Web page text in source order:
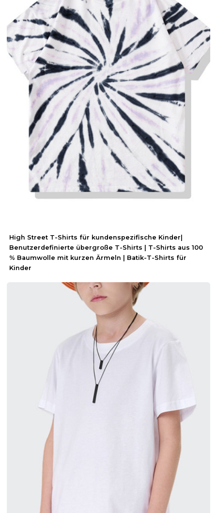
High Street T-Shirts für kundenspezifische Kinder|
Benutzerdefinierte übergroße T-Shirts | T-Shirts aus 100
% Baumwolle mit kurzen Ärmeln | Batik-T-Shirts für
Kinder